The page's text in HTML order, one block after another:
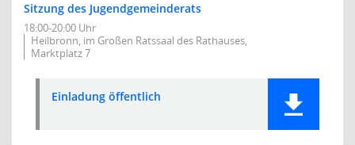
Sitzung des Jugendgemeinderats
18:00-20:00 Uhr
Heilbronn, im Großen Ratssaal des Rathauses,
Marktplatz 7
Einladung öffentlich